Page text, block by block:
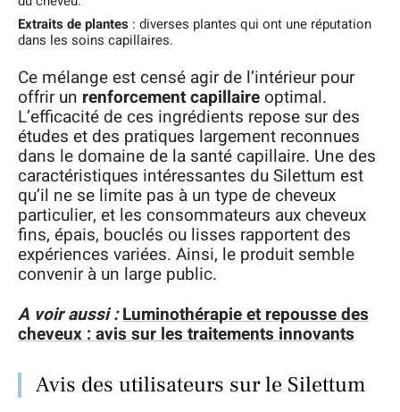
Extraits de plantes : diverses plantes qui ont une réputation
dans les soins capillaires.
Ce mélange est censé agir de l’intérieur pour
offrir un renforcement capillaire optimal.
L’efficacité de ces ingrédients repose sur des
études et des pratiques largement reconnues
dans le domaine de la santé capillaire. Une des
caractéristiques intéressantes du Silettum est
qu’il ne se limite pas à un type de cheveux
particulier, et les consommateurs aux cheveux
fins, épais, bouclés ou lisses rapportent des
expériences variées. Ainsi, le produit semble
convenir à un large public.
A voir aussi : Luminothérapie et repousse des
cheveux : avis sur les traitements innovants
Avis des utilisateurs sur le Silettum